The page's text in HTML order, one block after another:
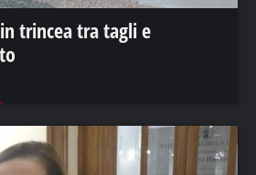
trincea tra tagli e